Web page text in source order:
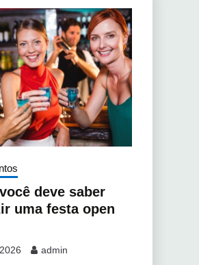
deve saber
uma festa open
admin